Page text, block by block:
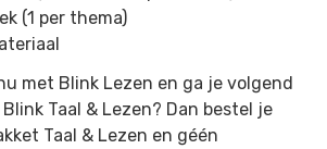
(1 per thema)
met Blink Lezen en ga je volgend
Taal & Lezen? Dan bestel je
Taal & Lezen en géén